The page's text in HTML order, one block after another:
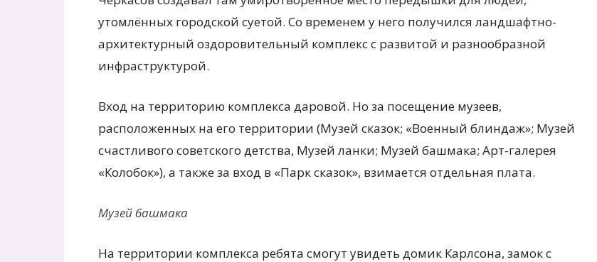
утомлённых городской суетой. Со временем у него получился ландшафтно-
архитектурный оздоровительный комплекс с развитой и разнообразной
инфраструктурой.
Вход на территорию комплекса даровой. Но за посещение музеев,
расположенных на его территории (Музей сказок; «Военный блиндаж»; Музей
счастливого советского детства, Музей ланки; Музей башмака; Арт-галерея
«Колобок»), а также за вход в «Парк сказок», взимается отдельная плата.
Музей башмака
На территории комплекса ребята смогут увидеть домик Карлсона, замок с